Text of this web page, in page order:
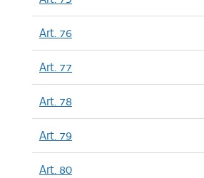
Art. 76
Art. 77
Art. 78
Art. 79
Art. 80